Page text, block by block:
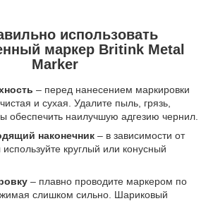
использовать
маркер Britink Metal
Marker
– перед нанесением маркировки
и сухая. Удалите пыль, грязь,
обеспечить наилучшую адгезию чернил.
наконечник – в зависимости от
круглый или конусный
– плавно проводите маркером по
слишком сильно. Шариковый